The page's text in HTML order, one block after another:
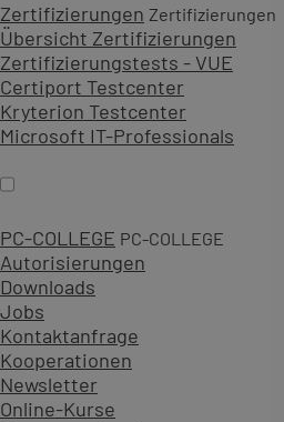
Zertifizierungen Zertifizierungen
Übersicht Zertifizierungen
Zertifizierungstests - VUE
Certiport Testcenter
Kryterion Testcenter
Microsoft IT-Professionals
PC-COLLEGE PC-COLLEGE
Autorisierungen
Downloads
Jobs
Kontaktanfrage
Kooperationen
Newsletter
Online-Kurse